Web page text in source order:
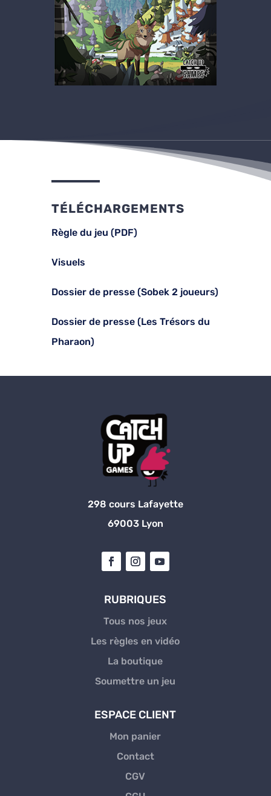
TÉLÉCHARGEMENTS
Règle du jeu (PDF)
Visuels
Dossier de presse (Sobek 2 joueurs)
Dossier de presse (Les Trésors du
Pharaon)
298 cours Lafayette
69003 Lyon
RUBRIQUES
Tous nos jeux
Les règles en vidéo
La boutique
Soumettre un jeu
ESPACE CLIENT
Mon panier
Contact
CGV